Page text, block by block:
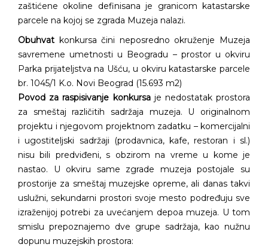
zaštićene okoline definisana je granicom katastarske
parcele na kojoj se zgrada Muzeja nalazi.
Obuhvat konkursa čini neposredno okruženje Muzeja
savremene umetnosti u Beogradu – prostor u okviru
Parka prijateljstva na Ušću, u okviru katastarske parcele
br. 1045/1 K.o. Novi Beograd (15.693 m2)
Povod za raspisivanje konkursaje nedostatak prostora
za smeštaj različitih sadržaja muzeja. U originalnom
projektu i njegovom projektnom zadatku – komercijalni
i ugostiteljski sadržaji (prodavnica, kafe, restoran i sl.)
nisu bili predviđeni, s obzirom na vreme u kome je
nastao. U okviru same zgrade muzeja postojale su
prostorije za smeštaj muzejske opreme, ali danas takvi
uslužni, sekundarni prostori svoje mesto podređuju sve
izraženijoj potrebi za uvećanjem depoa muzeja. U tom
smislu prepoznajemo dve grupe sadržaja, kao nužnu
dopunu muzejskih prostora: